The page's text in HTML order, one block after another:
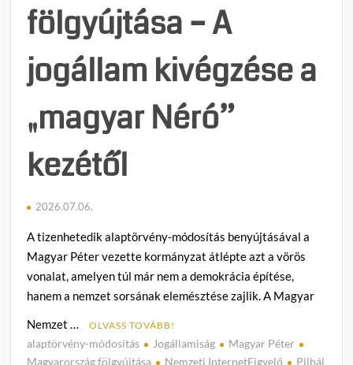
fölgyújtása – A
jogállam kivégzése a
„magyar Néró”
kezétől
2026.07.06.
A tizenhetedik alaptörvény-módosítás benyújtásával a
Magyar Péter vezette kormányzat átlépte azt a vörös
vonalat, amelyen túl már nem a demokrácia építése,
hanem a nemzet sorsának elemésztése zajlik. A Magyar
Nemzet …
OLVASS TOVÁBB!
alaptörvény-módosítás Jogállamiság
Magyar Péter
Magyarország fölgyújtása
Nemzeti InternetFigyelő Pilhál